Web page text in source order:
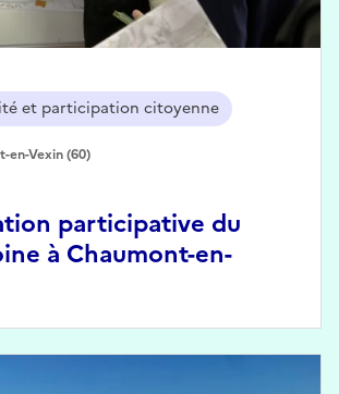
participative du
à Chaumont-en-
et participation citoyenne
en-Vexin (60)